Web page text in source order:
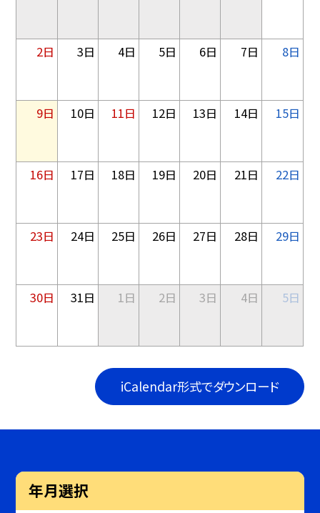
2日 3日 4日 5日 6日 7日 8日
9日 10日 11日 12日 13日 14日 15日
16日 17日 18日 19日 20日 21日 22日
23日 24日 25日 26日 27日 28日 29日
30日 31日 1日 2日 3日 4日 5日
iCalendar形式でダウンロード
年月選択